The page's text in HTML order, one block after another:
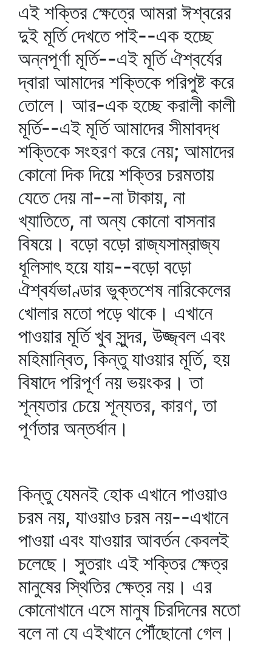
এই শক্তির ক্ষেত্রে আমরা ঈশ্বরের
দুই মূর্তি দেখতে পাই--এক হচ্ছে
অন্নপূর্ণা মূর্তি--এই মূর্তি ঐশ্বর্যের
দ্বারা আমাদের শক্তিকে পরিপুষ্ট করে
তোলে। আর-এক হচ্ছে করালী কালী
মূর্তি--এই মূর্তি আমাদের সীমাবদ্ধ
শক্তিকে সংহরণ করে নেয়; আমাদের
কোনো দিক দিয়ে শক্তির চরমতায়
যেতে দেয় না--না টাকায়, না
খ্যাতিতে, না অন্য কোনো বাসনার
বিষয়ে। বড়ো বড়ো রাজ্যসাম্রাজ্য
ধূলিসাৎ হয়ে যায়--বড়ো বড়ো
ঐশ্বর্যভাণ্ডার ভুক্তশেষ নারিকেলের
খোলার মতো পড়ে থাকে। এখানে
পাওয়ার মূর্তি খুব সুন্দর, উজ্জ্বল এবং
মহিমান্বিত, কিন্তু যাওয়ার মূর্তি, হয়
বিষাদে পরিপূর্ণ নয় ভয়ংকর। তা
শূন্যতার চেয়ে শূন্যতর, কারণ, তা
পূর্ণতার অন্তর্ধান।
কিন্তু যেমনই হোক এখানে পাওয়াও
চরম নয়, যাওয়াও চরম নয়--এখানে
পাওয়া এবং যাওয়ার আবর্তন কেবলই
চলেছে। সুতরাং এই শক্তির ক্ষেত্র
মানুষের স্থিতির ক্ষেত্র নয়। এর
কোনোখানে এসে মানুষ চিরদিনের মতো
বলে না যে এইখানে পৌঁছোনো গেল।